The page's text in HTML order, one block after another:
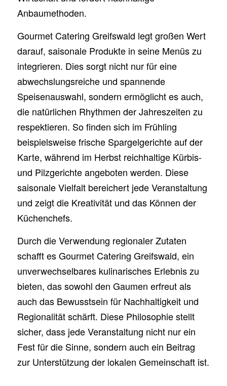
Anbaumethoden.
Gourmet Catering Greifswald legt großen Wert
darauf, saisonale Produkte in seine Menüs zu
integrieren. Dies sorgt nicht nur für eine
abwechslungsreiche und spannende
Speisenauswahl, sondern ermöglicht es auch,
die natürlichen Rhythmen der Jahreszeiten zu
respektieren. So finden sich im Frühling
beispielsweise frische Spargelgerichte auf der
Karte, während im Herbst reichhaltige Kürbis-
und Pilzgerichte angeboten werden. Diese
saisonale Vielfalt bereichert jede Veranstaltung
und zeigt die Kreativität und das Können der
Küchenchefs.
Durch die Verwendung regionaler Zutaten
schafft es Gourmet Catering Greifswald, ein
unverwechselbares kulinarisches Erlebnis zu
bieten, das sowohl den Gaumen erfreut als
auch das Bewusstsein für Nachhaltigkeit und
Regionalität schärft. Diese Philosophie stellt
sicher, dass jede Veranstaltung nicht nur ein
Fest für die Sinne, sondern auch ein Beitrag
zur Unterstützung der lokalen Gemeinschaft ist.